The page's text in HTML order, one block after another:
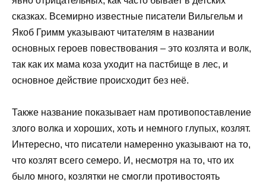
сказках. Всемирно известные писатели Вильгельм и
Якоб Гримм указывают читателям в названии
основных героев повествования – это козлята и волк,
так как их мама коза уходит на пастбище в лес, и
основное действие происходит без неё.
Также название показывает нам противопоставление
злого волка и хороших, хоть и немного глупых, козлят.
Интересно, что писатели намеренно указывают на то,
что козлят всего семеро. И, несмотря на то, что их
было много, козлятки не смогли противостоять